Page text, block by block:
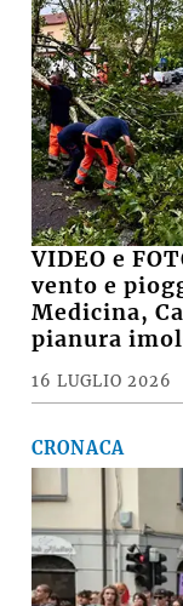
VIDEO e
vento e
Medicina,
pianura
16 LUGLIO 2026
CRONACA